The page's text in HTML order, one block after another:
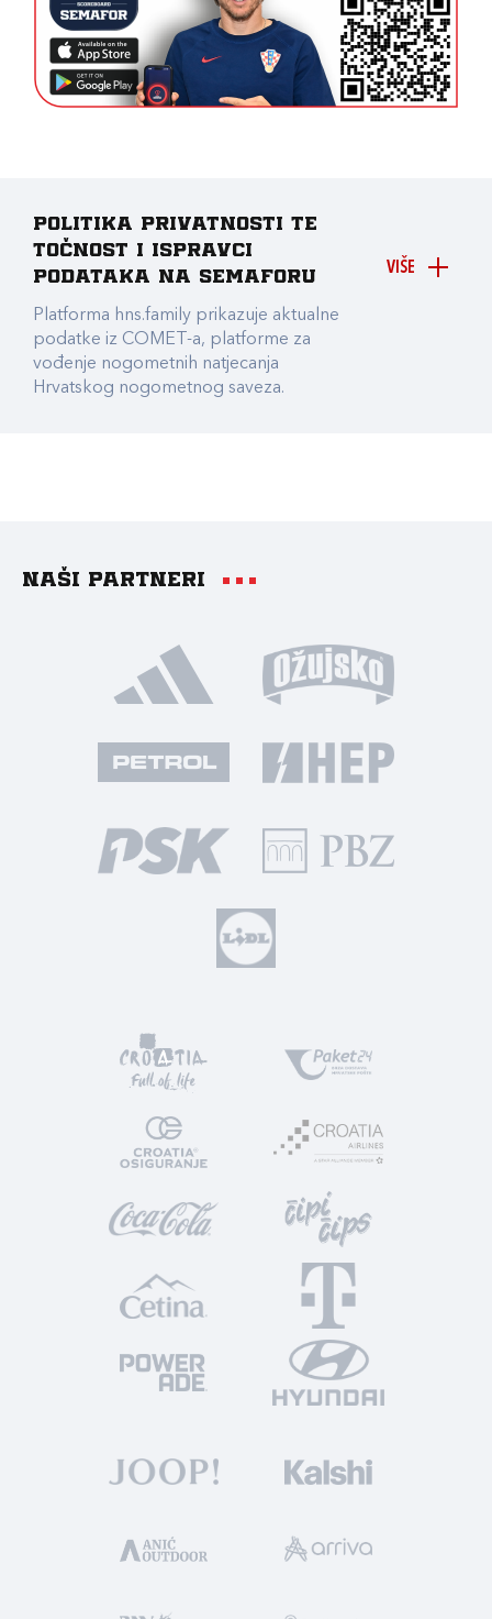
VIŠE
Politika privatnosti te
točnost i ispravci
podataka na Semaforu
Platforma hns.family prikazuje aktualne
podatke iz COMET-a, platforme za
vođenje nogometnih natjecanja
Hrvatskog nogometnog saveza.
Naši partneri